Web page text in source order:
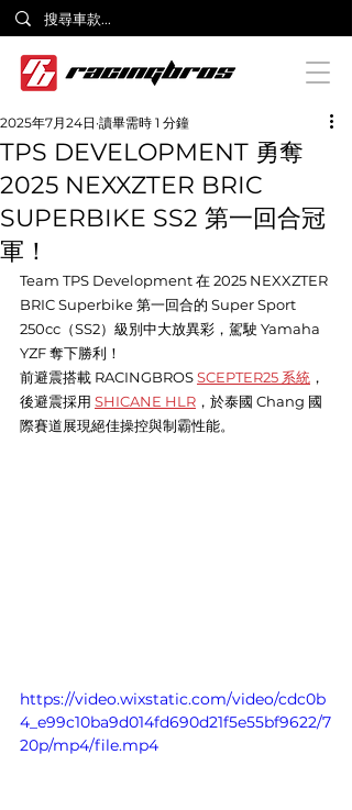
TPS DEVELOPMENT 勇奪
2025 NEXXZTER BRIC
SUPERBIKE SS2 第一回合冠
軍！
2025年7月24日 讀畢需時 1 分鐘
Team TPS Development 在 2025 NEXXZTER
BRIC Superbike 第一回合的 Super Sport
250cc（SS2）級別中大放異彩，駕駛 Yamaha
YZF 奪下勝利！
前避震搭載 RACINGBROS SCEPTER25 系統 ，
後避震採用 SHICANE HLR ，於泰國 Chang 國
際賽道展現絕佳操控與制霸性能。
https://video.wixstatic.com/video/cdc0b
4_e99c10ba9d014fd690d21f5e55bf9622/7
20p/mp4/file.mp4